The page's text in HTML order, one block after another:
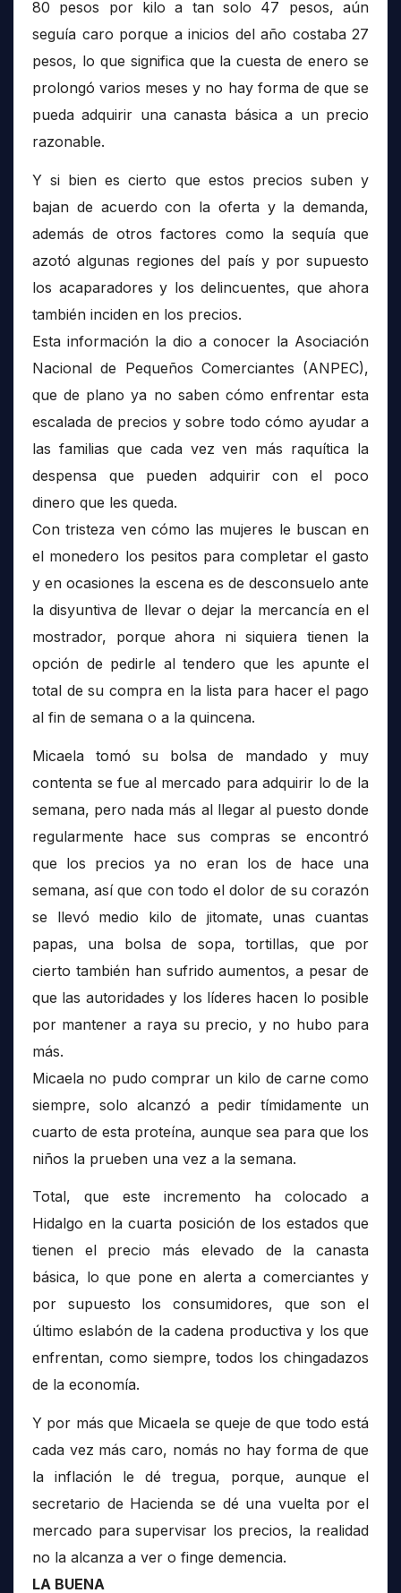
80 pesos por kilo a tan solo 47 pesos, aún
seguía caro porque a inicios del año costaba 27
pesos, lo que significa que la cuesta de enero se
prolongó varios meses y no hay forma de que se
pueda adquirir una canasta básica a un precio
razonable.
Y si bien es cierto que estos precios suben y
bajan de acuerdo con la oferta y la demanda,
además de otros factores como la sequía que
azotó algunas regiones del país y por supuesto
los acaparadores y los delincuentes, que ahora
también inciden en los precios.
Esta información la dio a conocer la Asociación
Nacional de Pequeños Comerciantes (ANPEC),
que de plano ya no saben cómo enfrentar esta
escalada de precios y sobre todo cómo ayudar a
las familias que cada vez ven más raquítica la
despensa que pueden adquirir con el poco
dinero que les queda.
Con tristeza ven cómo las mujeres le buscan en
el monedero los pesitos para completar el gasto
y en ocasiones la escena es de desconsuelo ante
la disyuntiva de llevar o dejar la mercancía en el
mostrador, porque ahora ni siquiera tienen la
opción de pedirle al tendero que les apunte el
total de su compra en la lista para hacer el pago
al fin de semana o a la quincena.
Micaela tomó su bolsa de mandado y muy
contenta se fue al mercado para adquirir lo de la
semana, pero nada más al llegar al puesto donde
regularmente hace sus compras se encontró
que los precios ya no eran los de hace una
semana, así que con todo el dolor de su corazón
se llevó medio kilo de jitomate, unas cuantas
papas, una bolsa de sopa, tortillas, que por
cierto también han sufrido aumentos, a pesar de
que las autoridades y los líderes hacen lo posible
por mantener a raya su precio, y no hubo para
más.
Micaela no pudo comprar un kilo de carne como
siempre, solo alcanzó a pedir tímidamente un
cuarto de esta proteína, aunque sea para que los
niños la prueben una vez a la semana.
Total, que este incremento ha colocado a
Hidalgo en la cuarta posición de los estados que
tienen el precio más elevado de la canasta
básica, lo que pone en alerta a comerciantes y
por supuesto los consumidores, que son el
último eslabón de la cadena productiva y los que
enfrentan, como siempre, todos los chingadazos
de la economía.
Y por más que Micaela se queje de que todo está
cada vez más caro, nomás no hay forma de que
la inflación le dé tregua, porque, aunque el
secretario de Hacienda se dé una vuelta por el
mercado para supervisar los precios, la realidad
no la alcanza a ver o finge demencia.
LA BUENA